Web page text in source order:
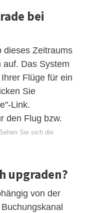
bei
dieses Zeitraums
auf. Das System
Flüge für ein
Sie
Link.
den Flug bzw.
Sehen Sie sich die
upgraden?
von der